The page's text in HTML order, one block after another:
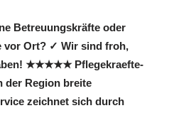
Betreuungskräfte oder
vor Ort? ✓ Wir sind froh,
★★★★★ Pflegekraefte-
der Region breite
zeichnet sich durch